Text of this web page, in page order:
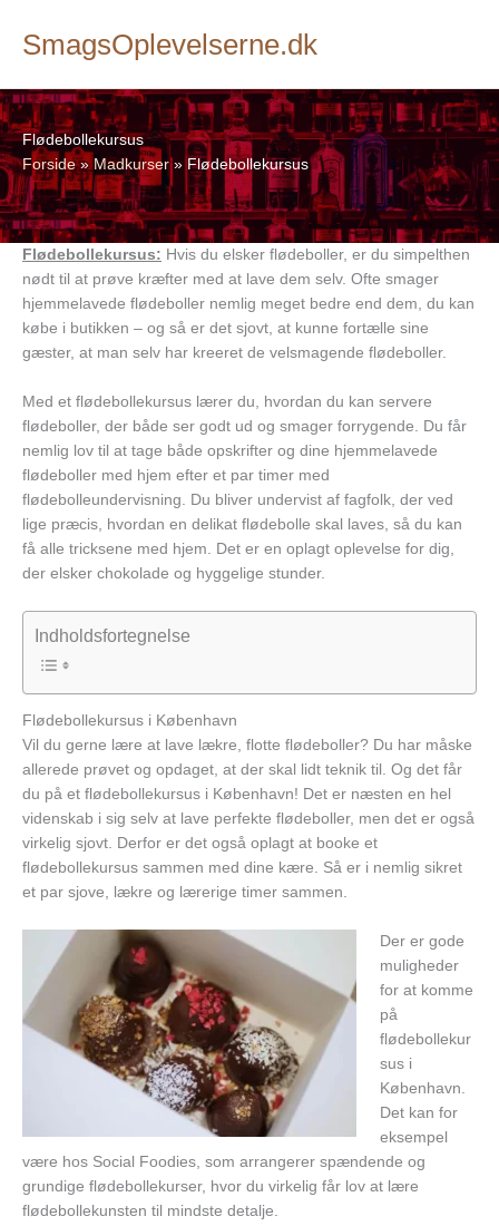
SmagsOplevelserne.dk
Flødebollekursus
Forside» Madkurser» Flødebollekursus
Flødebollekursus: Hvis du elsker flødeboller, er du simpelthen
nødt til at prøve kræfter med at lave dem selv. Ofte smager
hjemmelavede flødeboller nemlig meget bedre end dem, du kan
købe i butikken – og så er det sjovt, at kunne fortælle sine
gæster, at man selv har kreeret de velsmagende flødeboller.
Med et flødebollekursus lærer du, hvordan du kan servere
flødeboller, der både ser godt ud og smager forrygende. Du får
nemlig lov til at tage både opskrifter og dine hjemmelavede
flødeboller med hjem efter et par timer med
flødebolleundervisning. Du bliver undervist af fagfolk, der ved
lige præcis, hvordan en delikat flødebolle skal laves, så du kan
få alle tricksene med hjem. Det er en oplagt oplevelse for dig,
der elsker chokolade og hyggelige stunder.
Indholdsfortegnelse
Flødebollekursus i København
Vil du gerne lære at lave lækre, flotte flødeboller? Du har måske
allerede prøvet og opdaget, at der skal lidt teknik til. Og det får
du på et flødebollekursus i København! Det er næsten en hel
videnskab i sig selv at lave perfekte flødeboller, men det er også
virkelig sjovt. Derfor er det også oplagt at booke et
flødebollekursus sammen med dine kære. Så er i nemlig sikret
et par sjove, lækre og lærerige timer sammen.
Der er gode
muligheder
for at komme
på
flødebollekur
sus i
København.
Det kan for
eksempel
være hos Social Foodies, som arrangerer spændende og
grundige flødebollekurser, hvor du virkelig får lov at lære
flødebollekunsten til mindste detalje.